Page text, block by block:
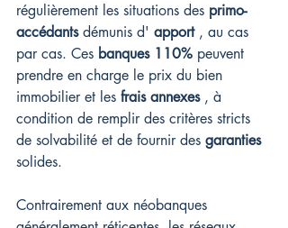
régulièrement les situations des primo-
accédants démunis d' apport , au cas
par cas. Ces banques 110% peuvent
prendre en charge le prix du bien
immobilier et les frais annexes , à
condition de remplir des critères stricts
de solvabilité et de fournir des garanties
solides.
Contrairement aux néobanques